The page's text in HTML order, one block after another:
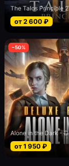
The Talos Principle 2
от2 600₽
−50%
от1 950₽